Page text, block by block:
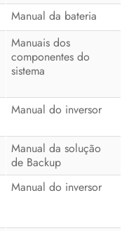
Manual da bateria
Manuais dos
componentes do
sistema
Manual do inversor
Manual da solução
de Backup
Manual do inversor